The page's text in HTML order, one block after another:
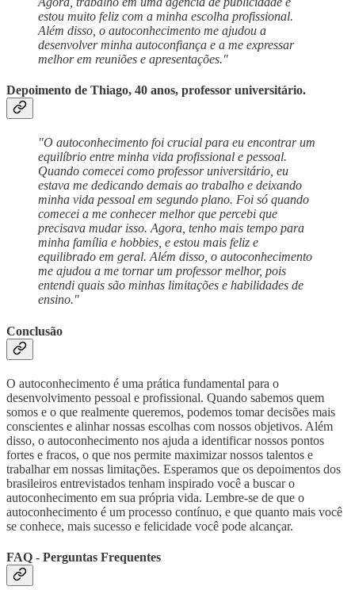
estou muito feliz com a minha escolha profissional.
Além disso, o autoconhecimento me ajudou a
desenvolver minha autoconfiança e a me expressar
melhor em reuniões e apresentações."
Depoimento de Thiago, 40 anos, professor universitário.
"O autoconhecimento foi crucial para eu encontrar um
equilíbrio entre minha vida profissional e pessoal.
Quando comecei como professor universitário, eu
estava me dedicando demais ao trabalho e deixando
minha vida pessoal em segundo plano. Foi só quando
comecei a me conhecer melhor que percebi que
precisava mudar isso. Agora, tenho mais tempo para
minha família e hobbies, e estou mais feliz e
equilibrado em geral. Além disso, o autoconhecimento
me ajudou a me tornar um professor melhor, pois
entendi quais são minhas limitações e habilidades de
ensino."
Conclusão
O autoconhecimento é uma prática fundamental para o
desenvolvimento pessoal e profissional. Quando sabemos quem
somos e o que realmente queremos, podemos tomar decisões mais
conscientes e alinhar nossas escolhas com nossos objetivos. Além
disso, o autoconhecimento nos ajuda a identificar nossos pontos
fortes e fracos, o que nos permite maximizar nossos talentos e
trabalhar em nossas limitações. Esperamos que os depoimentos dos
brasileiros entrevistados tenham inspirado você a buscar o
autoconhecimento em sua própria vida. Lembre-se de que o
autoconhecimento é um processo contínuo, e que quanto mais você
se conhece, mais sucesso e felicidade você pode alcançar.
FAQ - Perguntas Frequentes